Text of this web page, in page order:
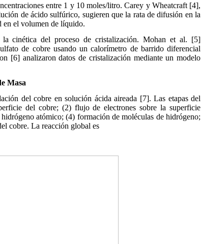
entre 1 y 10 moles/litro. Carey y Wheatcraft [4],
de ácido sulfúrico, sugieren que la rata de difusión en la
en el volumen de líquido.
la cinética del proceso de cristalización. Mohan et al. [5]
de cobre usando un calorímetro de barrido diferencial
[6] analizaron datos de cristalización mediante un modelo
Masa
del cobre en solución ácida aireada [7]. Las etapas del
del cobre; (2) flujo de electrones sobre la superficie
atómico; (4) formación de moléculas de hidrógeno;
cobre. La reacción global es